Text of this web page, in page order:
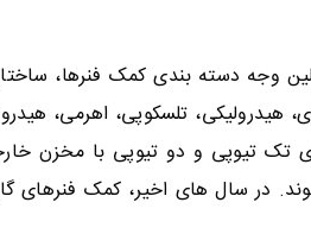
وجه دسته بندی کمک فنرها،
تلسکوپی، اهرمی،
تک تیوپی و دو تیوپی با مخزن
در سال های اخیر، کمک فنرهای